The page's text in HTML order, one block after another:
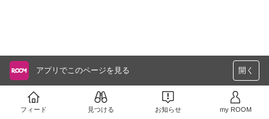
アプリでこのページを見る 開く
フィード 見つける お知らせ my ROOM